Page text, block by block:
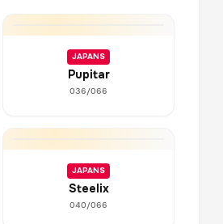
JAPANS
Pupitar
036/066
JAPANS
Steelix
040/066